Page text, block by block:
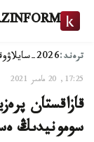
ترەند:2026-سايلاۋ
17:25, 20 مامىر 2021
قازاقستان
سومونيدىڭ